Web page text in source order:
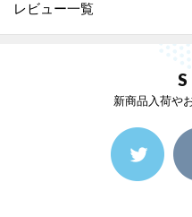
レビュー一覧
新商品入荷や